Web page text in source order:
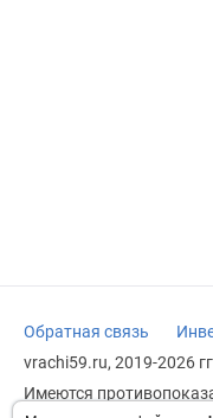
Обратная связь
vrachi59.ru, 2019-2026
Имеются
заменяет прием врача.